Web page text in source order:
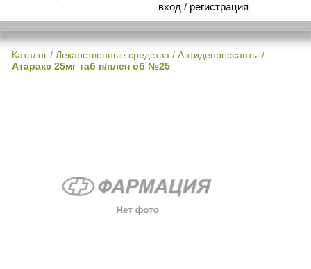
вход / регистрация
Каталог / Лекарственные средства / Антидепрессанты /
Атаракс 25мг таб п/плен об №25